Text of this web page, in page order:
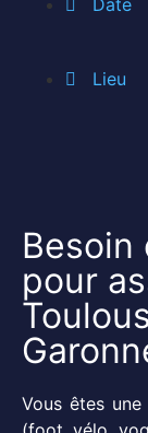
Lieu
pour
Vous êtes